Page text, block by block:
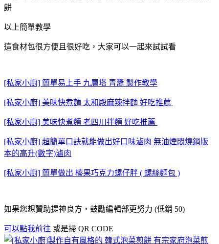
以上簡單教學
這食材包很方便且很好吃，大家可以一起來試試看
[私家小廚] 簡單易上手 九層塔 青醬 製作教學
[私家小廚] 美味快煮麵 太和殿麻辣拌麵 好吃推薦
[私家小廚] 美味快煮麵 老四川拌麵 好吃推薦
[私家小廚] 超簡單口訣就能做出好口味滷肉 無油煙悶燒鍋版
本的高升(數字)滷肉
[私家小廚] 簡單做出 榛果巧克力螺仔胖 ( 螺絲麵包 )
如果您想贊助提神良方，鼓勵編輯部更努力 (低銷 50)
可以點我前往 或是掃 QR CODE